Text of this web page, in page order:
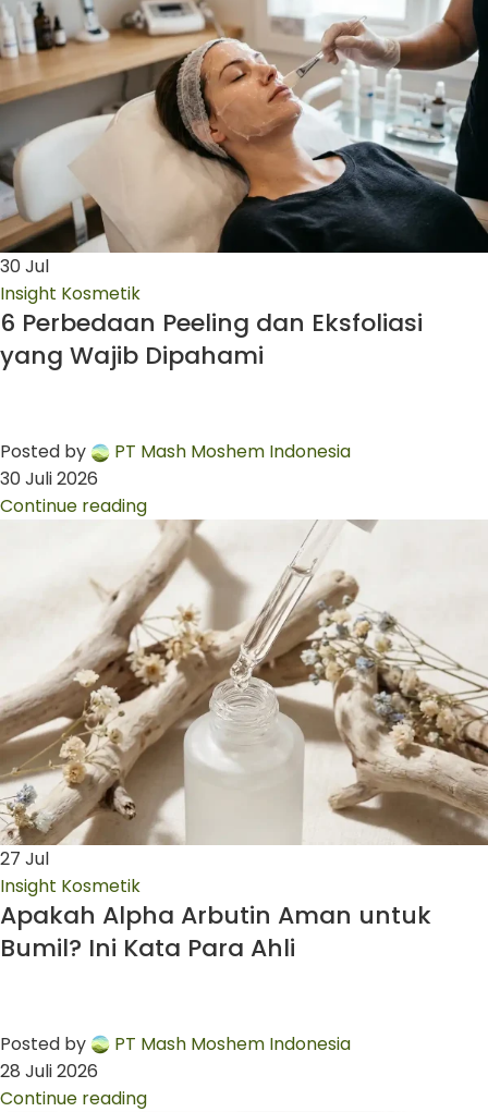
30Jul
Insight Kosmetik
6 Perbedaan Peeling dan Eksfoliasi
yang Wajib Dipahami
Posted by
PT Mash Moshem Indonesia
30 Juli 2026
Continue reading
27 Jul
Insight Kosmetik
Apakah Alpha Arbutin Aman untuk
Bumil? Ini Kata Para Ahli
Posted by
PT Mash Moshem Indonesia
28 Juli 2026
Continue reading